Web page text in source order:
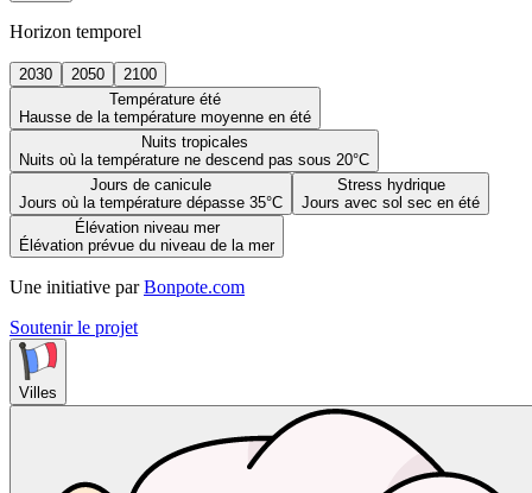
Horizon temporel
2030 2050
2100
Température été
Hausse de la température moyenne en été
Nuits tropicales
Nuits où la température ne descend pas sous 20°C
Jours de canicule
Jours où la température dépasse 35°C
Stress hydrique
Jours avec sol sec en été
Élévation niveau mer
Élévation prévue du niveau de la mer
Une initiative par Bonpote.com
Soutenir le projet
Villes